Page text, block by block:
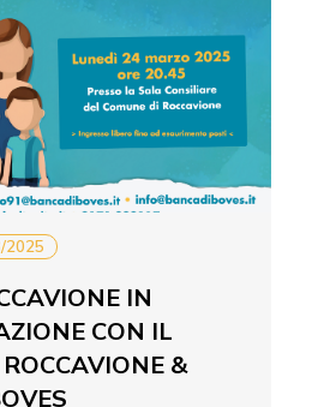
2025
IN
CON IL
&